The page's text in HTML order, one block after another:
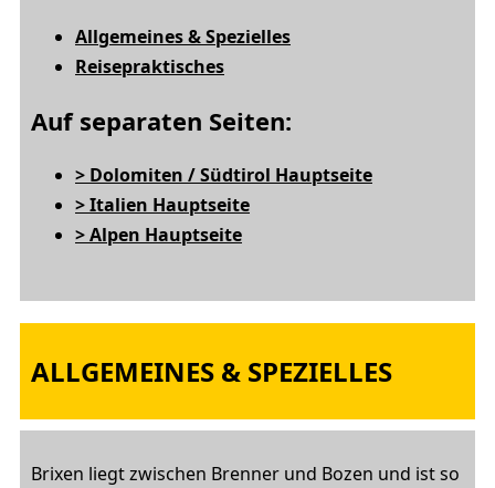
Allgemeines & Spezielles
Reisepraktisches
Auf separaten Seiten:
> Dolomiten / Südtirol Hauptseite
> Italien Hauptseite
> Alpen Hauptseite
ALLGEMEINES & SPEZIELLES
Brixen liegt zwischen Brenner und Bozen und ist so